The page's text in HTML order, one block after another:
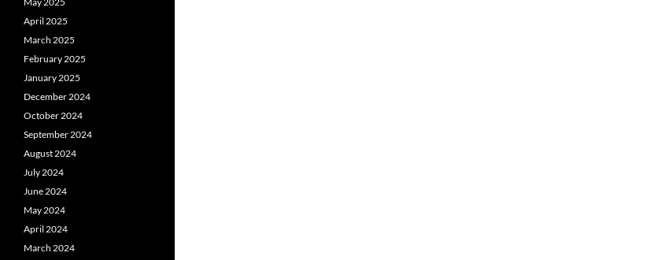
April 2025
March 2025
February 2025
January 2025
December 2024
October 2024
September 2024
August 2024
July 2024
June 2024
May 2024
April 2024
March 2024